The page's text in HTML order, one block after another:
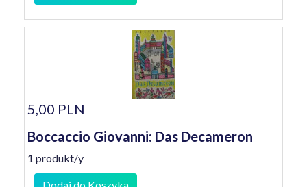
5,00 PLN
Boccaccio Giovanni: Das Decameron
1 produkt/y